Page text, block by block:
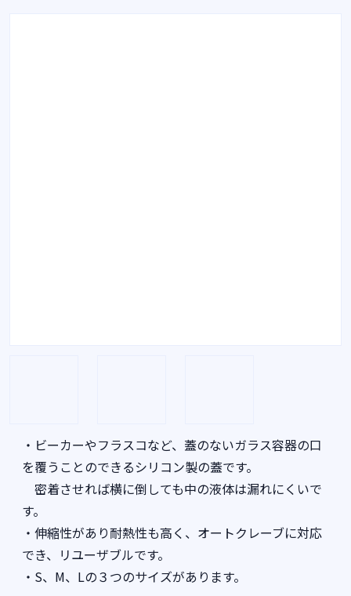
・ビーカーやフラスコなど、蓋のないガラス容器の口
を覆うことのできるシリコン製の蓋です。
密着させれば横に倒しても中の液体は漏れにくいで
す。
・伸縮性があり耐熱性も高く、オートクレーブに対応
でき、リユーザブルです。
・S、M、Lの３つのサイズがあります。